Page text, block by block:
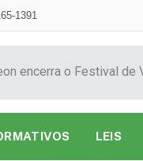
1391
LEIS